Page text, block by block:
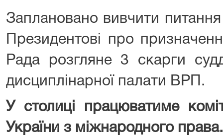
Заплановано вивчити
Президентові про
Рада розгляне 3 скарги
дисциплінарної палати ВРП.
У столиці працюватиме
України з міжнародного права.